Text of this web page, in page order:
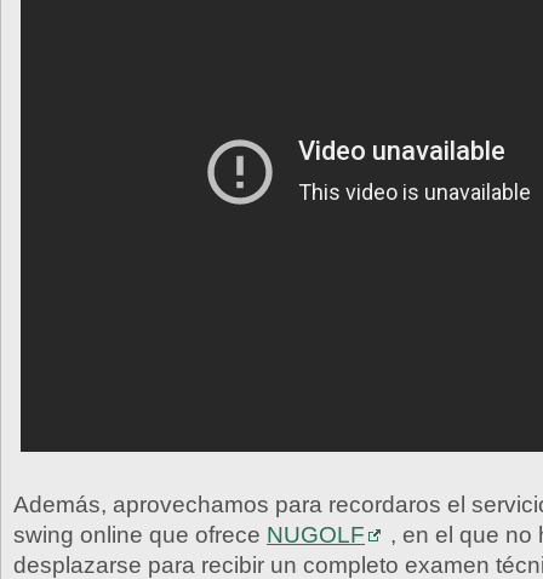
Además, aprovechamos para recordaros el
swing online que ofrece NUGOLF
, en el que no
desplazarse para recibir un completo examen